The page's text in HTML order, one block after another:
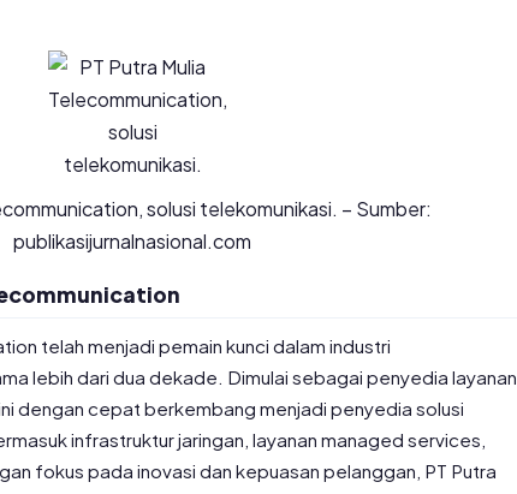
solusi telekomunikasi. – Sumber:
publikasijurnalnasional.com
telah menjadi pemain kunci dalam industri
lebih dari dua dekade. Dimulai sebagai penyedia layanan
dengan cepat berkembang menjadi penyedia solusi
infrastruktur jaringan, layanan managed services,
fokus pada inovasi dan kepuasan pelanggan, PT Putra